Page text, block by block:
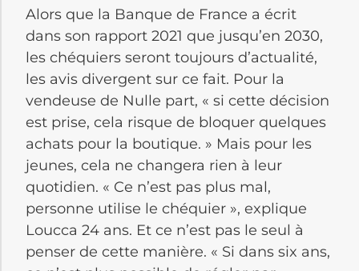
Alors que la Banque de France a écrit
dans son rapport 2021 que jusqu’en 2030,
les chéquiers seront toujours d’actualité,
les avis divergent sur ce fait. Pour la
vendeuse de Nulle part, « si cette décision
est prise, cela risque de bloquer quelques
achats pour la boutique. » Mais pour les
jeunes, cela ne changera rien à leur
quotidien. « Ce n’est pas plus mal,
personne utilise le chéquier », explique
Loucca 24 ans. Et ce n’est pas le seul à
penser de cette manière. « Si dans six ans,